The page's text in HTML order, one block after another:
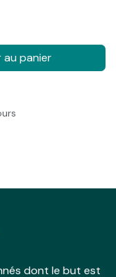
panier
dont le but est